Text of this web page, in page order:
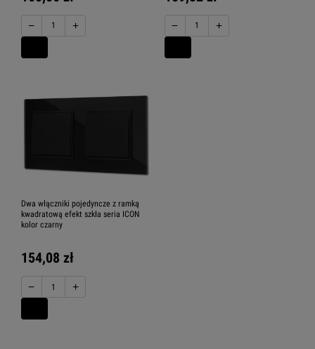
− + − +
Dwa włączniki pojedyncze z ramką
kwadratową efekt szkła seria ICON
kolor czarny
154,08 zł
− +